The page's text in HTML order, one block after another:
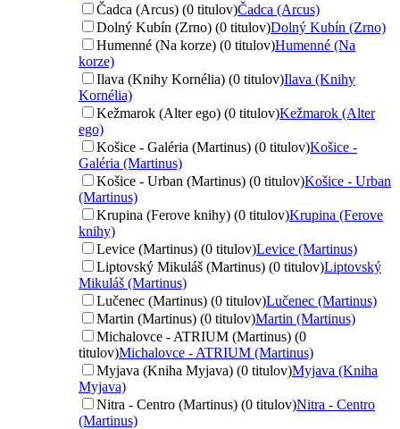
Čadca (Arcus) (0 titulov)Čadca (Arcus)
Dolný Kubín (Zrno) (0 titulov)Dolný Kubín (Zrno)
Humenné (Na korze) (0 titulov)Humenné (Na
korze)
Ilava (Knihy Kornélia) (0 titulov)Ilava (Knihy
Kornélia)
Kežmarok (Alter ego) (0 titulov)Kežmarok (Alter
ego)
Košice - Galéria (Martinus) (0 titulov)Košice -
Galéria (Martinus)
Košice - Urban (Martinus) (0 titulov)Košice - Urban
(Martinus)
Krupina (Ferove knihy) (0 titulov)Krupina (Ferove
knihy)
Levice (Martinus) (0 titulov)Levice (Martinus)
Liptovský Mikuláš (Martinus) (0 titulov)Liptovský
Mikuláš (Martinus)
Lučenec (Martinus) (0 titulov)Lučenec (Martinus)
Martin (Martinus) (0 titulov)Martin (Martinus)
Michalovce - ATRIUM (Martinus) (0
titulov)Michalovce - ATRIUM (Martinus)
Myjava (Kniha Myjava) (0 titulov)Myjava (Kniha
Myjava)
Nitra - Centro (Martinus) (0 titulov)Nitra - Centro
(Martinus)